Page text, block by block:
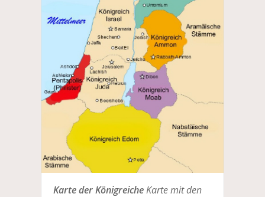
Karte der KönigreicheKarte mit den